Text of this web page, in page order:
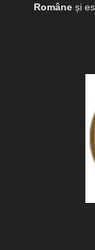
Româneși